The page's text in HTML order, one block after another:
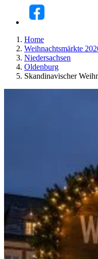
Home
Weihnachtsmärkte
Niedersachsen
Oldenburg
Skandinavischer